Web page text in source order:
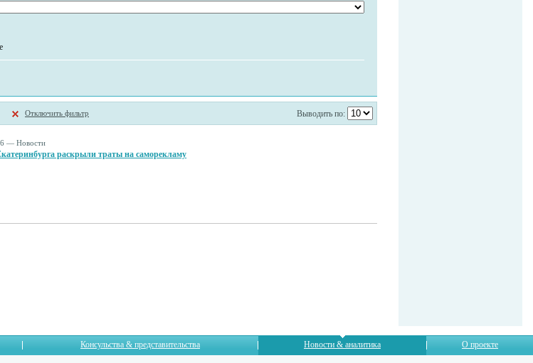
Отключить фильтр Выводить по:
— Новости
раскрыли траты на саморекламу
Консульства & представительства Новости & аналитика О проекте